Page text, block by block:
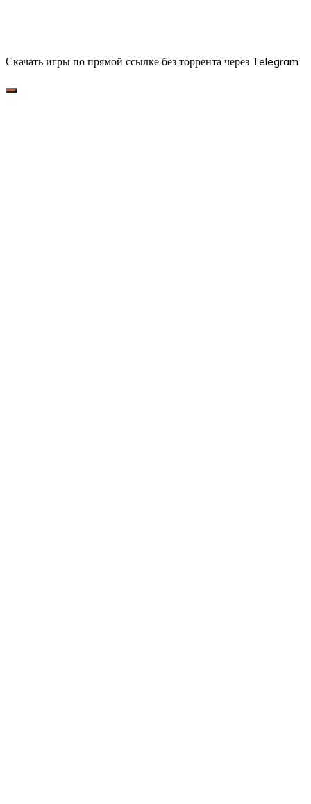
Скачать игры по прямой ссылке без торрента через Telegram